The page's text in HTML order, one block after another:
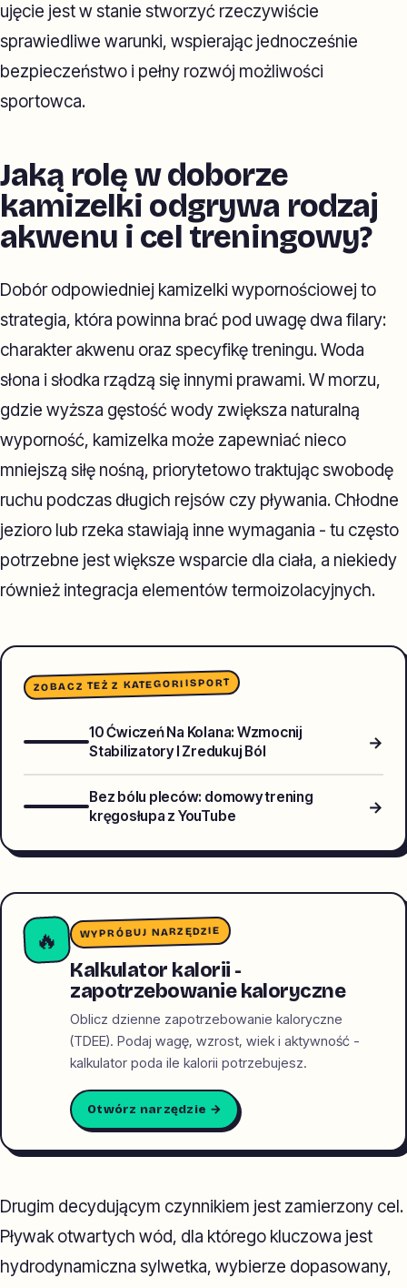
ujęcie jest w stanie stworzyć rzeczywiście
sprawiedliwe warunki, wspierając jednocześnie
bezpieczeństwo i pełny rozwój możliwości
sportowca.
Jaką rolę w doborze
kamizelki odgrywa rodzaj
akwenu i cel treningowy?
Dobór odpowiedniej kamizelki wypornościowej to
strategia, która powinna brać pod uwagę dwa filary:
charakter akwenu oraz specyfikę treningu. Woda
słona i słodka rządzą się innymi prawami. W morzu,
gdzie wyższa gęstość wody zwiększa naturalną
wyporność, kamizelka może zapewniać nieco
mniejszą siłę nośną, priorytetowo traktując swobodę
ruchu podczas długich rejsów czy pływania. Chłodne
jezioro lub rzeka stawiają inne wymagania - tu często
potrzebne jest większe wsparcie dla ciała, a niekiedy
również integracja elementów termoizolacyjnych.
ZOBACZ TEŻ Z KATEGORIISPORT
10 Ćwiczeń Na Kolana: Wzmocnij
Stabilizatory I Zredukuj Ból
→
Bez bólu pleców: domowy trening
kręgosłupa z YouTube
→
🔥 WYPRÓBUJ NARZĘDZIE
Kalkulator kalorii -
zapotrzebowanie kaloryczne
Oblicz dzienne zapotrzebowanie kaloryczne
(TDEE). Podaj wagę, wzrost, wiek i aktywność -
kalkulator poda ile kalorii potrzebujesz.
Otwórz narzędzie →
Drugim decydującym czynnikiem jest zamierzony cel.
Pływak otwartych wód, dla którego kluczowa jest
hydrodynamiczna sylwetka, wybierze dopasowany,